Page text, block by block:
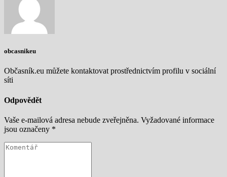
obcasnikeu
Občasník.eu můžete kontaktovat prostřednictvím profilu v sociální
síti
Odpovědět
Vaše e-mailová adresa nebude zveřejněna. Vyžadované informace
jsou označeny *